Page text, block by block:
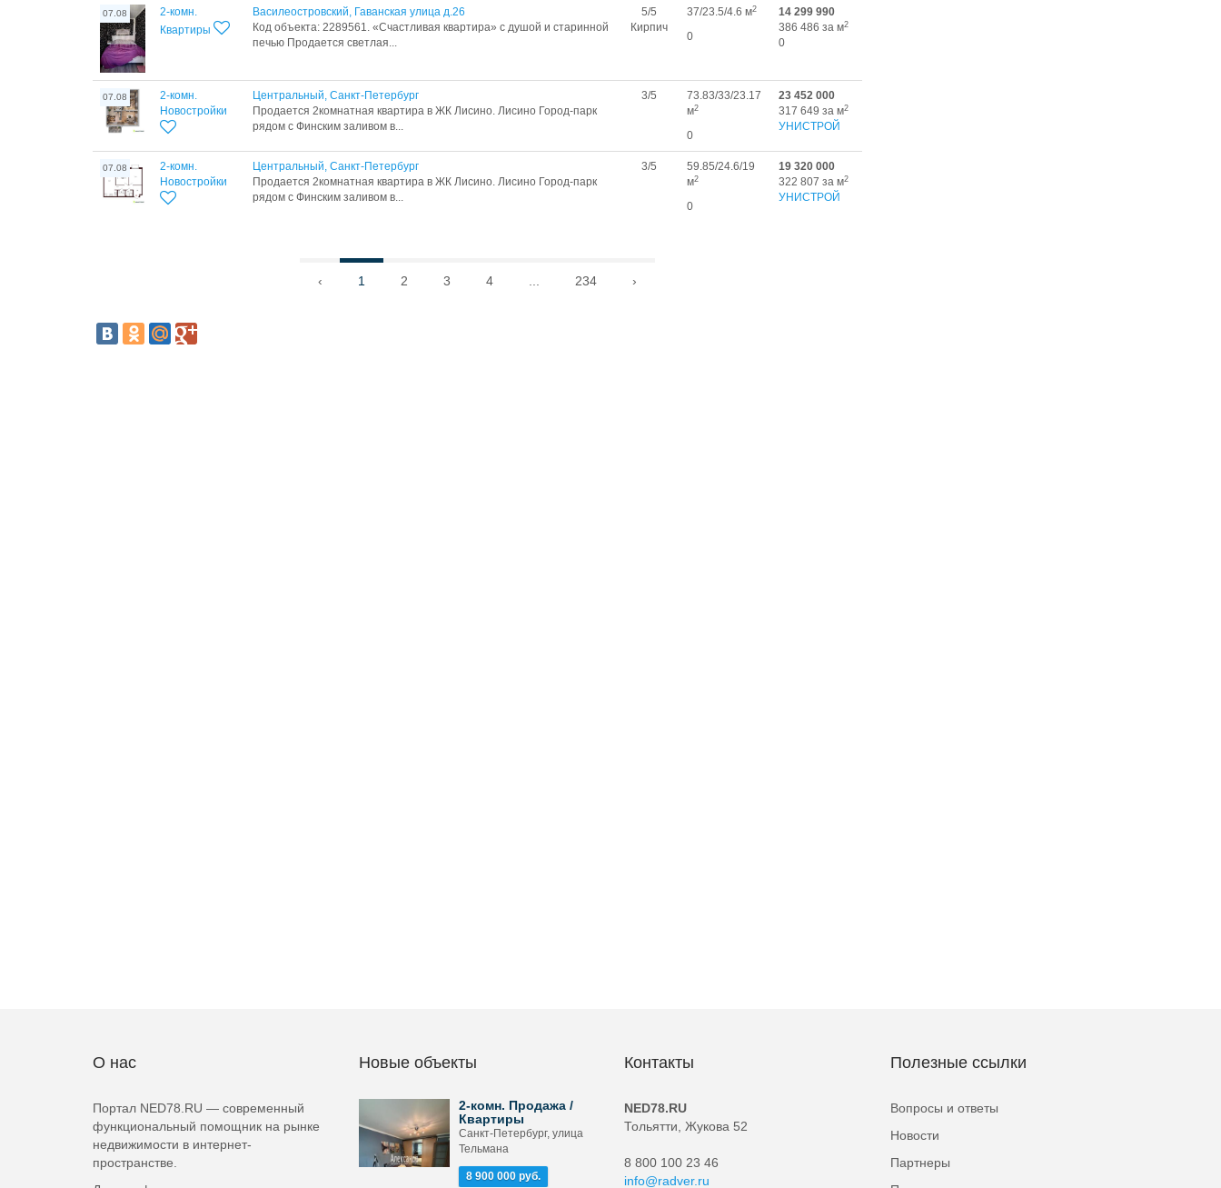
07.08
2-комн.
Квартиры
Василеостровский, Гаванская улица д.26
Код объекта: 2289561. «Счастливая квартира» с душой и старинной
печью Продается светлая...
5/5
Кирпич
37/23.5/4.6 м2
0
14 299 990
386 486 за м2
0
07.08
2-комн.
Новостройки
Центральный, Санкт-Петербург
Продается 2комнатная квартира в ЖК Лисино. Лисино Город-парк
рядом с Финским заливом в...
3/5
73.83/33/23.17
м2
0
23 452 000
317 649 за м2
УНИСТРОЙ
07.08
2-комн.
Новостройки
Центральный, Санкт-Петербург
Продается 2комнатная квартира в ЖК Лисино. Лисино Город-парк
рядом с Финским заливом в...
3/5
59.85/24.6/19
м2
0
19 320 000
322 807 за м2
УНИСТРОЙ
‹ 1 2 3 4 234 ›
О нас
Портал NED78.RU — современный
функциональный помощник на рынке
недвижимости в интернет-
пространстве.
Новые объекты
2-комн. Продажа /
Квартиры
Санкт-Петербург, улица
Тельмана
8 900 000 руб.
Контакты
NED78.RU
Тольятти, Жукова 52
8 800 100 23 46
info@radver.ru
Полезные ссылки
Вопросы и ответы
Новости
Партнеры